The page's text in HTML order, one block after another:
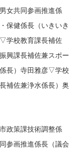
女共同参画推進係
保健係長（いきいき
学校教育課長補佐
興課長補佐兼スポー
長）寺田雅彦▽学校
補佐兼浄水係長）奥
政策課技術調整係
参画推進係長（議会